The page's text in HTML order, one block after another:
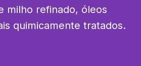
milho refinado, óleos
quimicamente tratados.